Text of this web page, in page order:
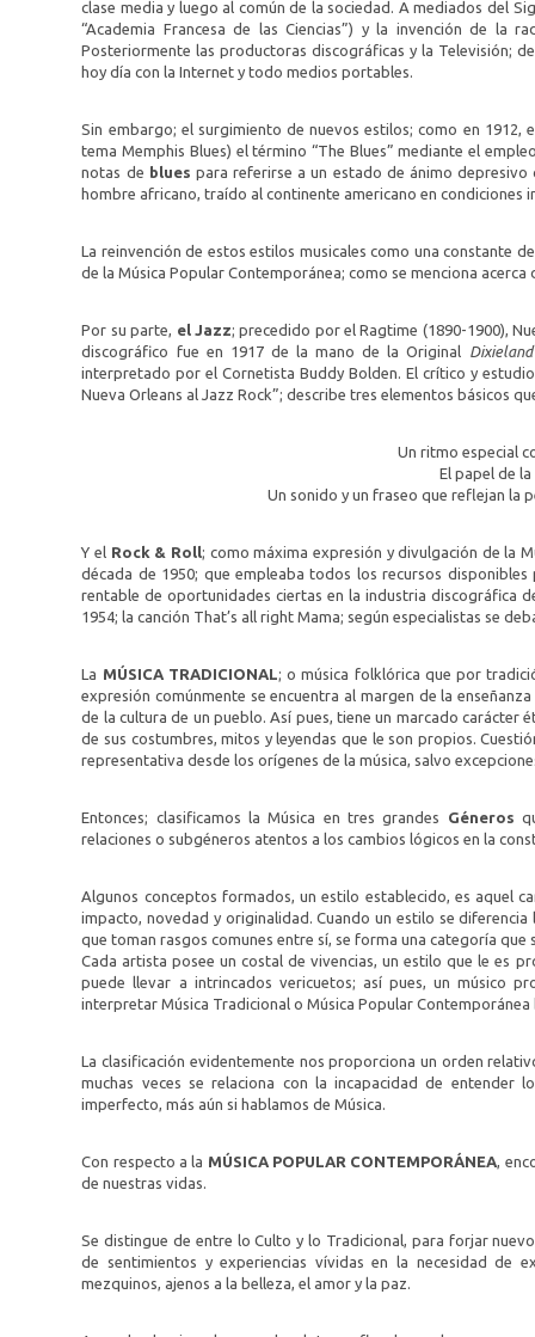
clase media y luego al común de la sociedad. A mediados del
“Academia Francesa de las Ciencias”) y la invención de la
Posteriormente las productoras discográficas y la Televisión;
hoy día con la Internet y todo medios portables.
Sin embargo; el surgimiento de nuevos estilos; como en 1912,
tema Memphis Blues) el término “The Blues” mediante el
notas de blues para referirse a un estado de ánimo
hombre africano, traído al continente americano en condiciones
La reinvención de estos estilos musicales como una constante
de la Música Popular Contemporánea; como se menciona acerca
Por su parte, el Jazz; precedido por el Ragtime (1890-1900),
discográfico fue en 1917 de la mano de la Original
interpretado por el Cornetista Buddy Bolden. El crítico y
Nueva Orleans al Jazz Rock”; describe tres elementos básicos
Un ritmo especial
El papel de
Un sonido y un fraseo que reflejan la
Y el Rock & Roll; como máxima expresión y divulgación de la
década de 1950; que empleaba todos los recursos
rentable de oportunidades ciertas en la industria discográfica
1954; la canción That’s all right Mama; según especialistas se
La MÚSICA TRADICIONAL; o música folklórica que por
expresión comúnmente se encuentra al margen de la
de la cultura de un pueblo. Así pues, tiene un marcado
de sus costumbres, mitos y leyendas que le son propios.
representativa desde los orígenes de la música, salvo
Entonces; clasificamos la Música en tres grandes Géneros
relaciones o subgéneros atentos a los cambios lógicos en la
Algunos conceptos formados, un estilo establecido, es aquel
impacto, novedad y originalidad. Cuando un estilo se
que toman rasgos comunes entre sí, se forma una categoría que
Cada artista posee un costal de vivencias, un estilo que le es
puede llevar a intrincados vericuetos; así pues, un músico
interpretar Música Tradicional o Música Popular Contemporánea
La clasificación evidentemente nos proporciona un orden
muchas veces se relaciona con la incapacidad de
imperfecto, más aún si hablamos de Música.
Con respecto a la MÚSICA POPULAR CONTEMPORÁNEA,
de nuestras vidas.
Se distingue de entre lo Culto y lo Tradicional, para forjar
de sentimientos y experiencias vívidas en la necesidad de
mezquinos, ajenos a la belleza, el amor y la paz.